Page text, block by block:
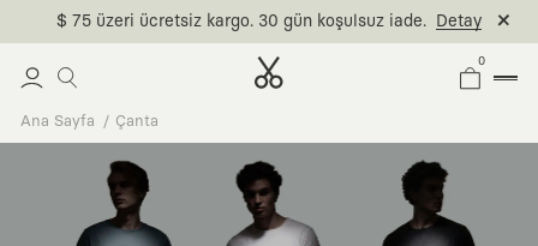
$ 75 üzeri ücretsiz kargo. 30 gün koşulsuz iade. Detay
0
Ana Sayfa Çanta